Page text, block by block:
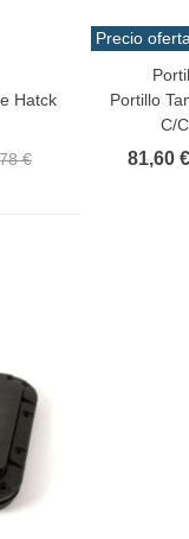
Hatck
€
Precio oferta
Añadir Al
Portillo
C/
81,60 €